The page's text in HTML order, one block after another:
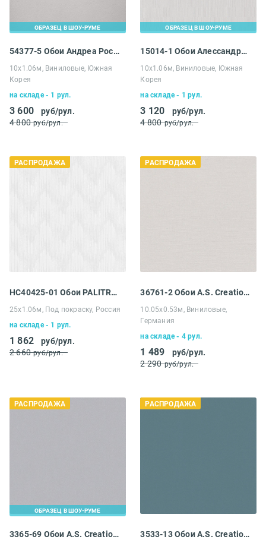
ОБРАЗЕЦ В ШОУ-РУМЕ
54377-5 Обои Андреа Росси Гави
10х1.06м, Виниловые, Южная
Корея
на складе - 1 рул.
3 600
руб/рул.
4 800 руб/рул.
ОБРАЗЕЦ В ШОУ-РУМЕ
15014-1 Обои Алессандро Аллори Росса
10х1.06м, Виниловые, Южная
Корея
на складе - 1 рул.
3 120
руб/рул.
4 800 руб/рул.
РАСПРОДАЖА
HC40425-01 Обои PALITRA HOME (Home Color) Colorist
25х1.06м, Под покраску, Россия
на складе - 1 рул.
1 862
руб/рул.
2 660 руб/рул.
РАСПРОДАЖА
36761-2 Обои A.S. Creation Распродажа
10.05х0.53м, Виниловые,
Германия
на складе - 4 рул.
1 489
руб/рул.
2 290 руб/рул.
РАСПРОДАЖА
ОБРАЗЕЦ В ШОУ-РУМЕ
3365-69 Обои A.S. Creation Распродажа
РАСПРОДАЖА
3533-13 Обои A.S. Creation Распродажа